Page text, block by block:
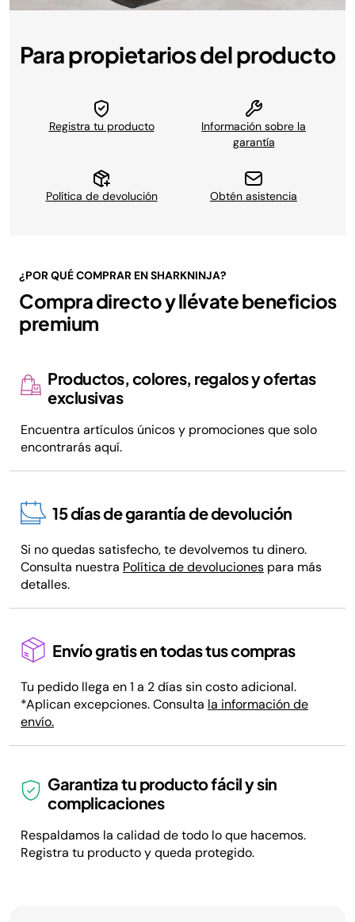
Para propietarios del producto
Registra tu producto
Información sobre la
garantía
Política de devolución Obtén asistencia
¿POR QUÉ COMPRAR EN SHARKNINJA?
Compra directo y llévate beneficios
premium
Productos, colores, regalos y ofertas
exclusivas
Encuentra artículos únicos y promociones que solo
encontrarás aquí.
15 días de garantía de devolución
Si no quedas satisfecho, te devolvemos tu dinero.
Consulta nuestra Política de devoluciones para más
detalles.
Envío gratis en todas tus compras
Tu pedido llega en 1 a 2 días sin costo adicional.
*Aplican excepciones. Consulta la información de
envío.
Garantiza tu producto fácil y sin
complicaciones
Respaldamos la calidad de todo lo que hacemos.
Registra tu producto y queda protegido.